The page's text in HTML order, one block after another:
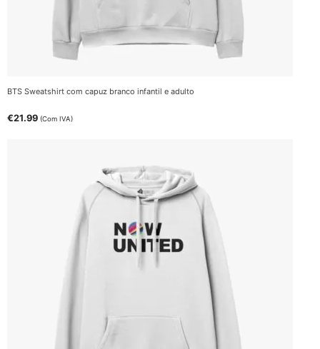
BTS Sweatshirt com capuz branco infantil e adulto
€21.99 (Com IVA)